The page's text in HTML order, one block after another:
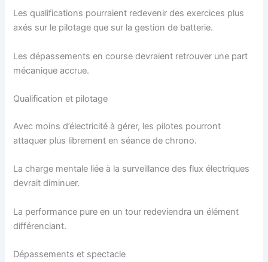
Les qualifications pourraient redevenir des exercices plus
axés sur le pilotage que sur la gestion de batterie.
Les dépassements en course devraient retrouver une part
mécanique accrue.
Qualification et pilotage
Avec moins d’électricité à gérer, les pilotes pourront
attaquer plus librement en séance de chrono.
La charge mentale liée à la surveillance des flux électriques
devrait diminuer.
La performance pure en un tour redeviendra un élément
différenciant.
Dépassements et spectacle